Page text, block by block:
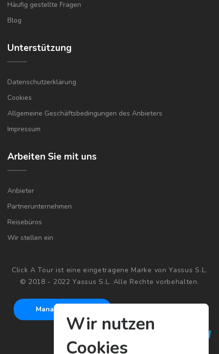
Häufig gestellte Fragen
Blog
Unterstützung
Datenschutzerklärung
Cookies
Allgemeine Geschäftsbedingungen des Anbieters
Impressum
Arbeiten Sie mit uns
Anbieter
Partnerunternehmen
Reisebüros
Wir stellen ein
Click A Tour ist eine eingetragene Marke von Yassus S.L.
© 2018 - 2022 Yassus S.L. Alle Rechte vorbehalten.
Manage cookies
Wir nutzen
Cookies